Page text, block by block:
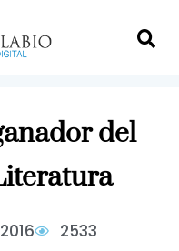
del
2533